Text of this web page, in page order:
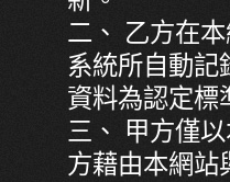
二、 乙方在
系統所自動記
資料為認定標
三、 甲方僅
方藉由本網站